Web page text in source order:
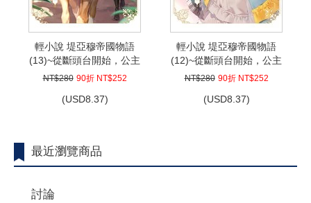
輕小說 堤亞穆帝國物語
(13)~從斷頭台開始，公主
重生後的逆轉人生~ 限定
NT$280 90折 NT$252
(USD8.37)
輕小說 堤亞穆帝國物語
(12)~從斷頭台開始，公主
重生後的逆轉人生~ 限定
NT$280 90折 NT$252
(USD8.37)
最近瀏覽商品
討論